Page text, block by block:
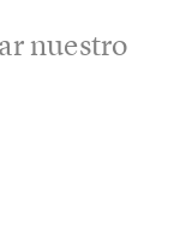
nuestro